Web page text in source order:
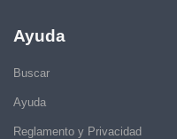
Ayuda
Buscar
Ayuda
Reglamento y Privacidad